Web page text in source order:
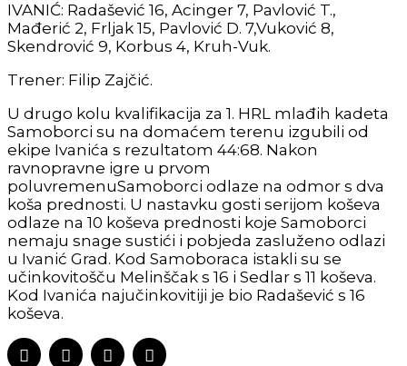
IVANIĆ: Radašević 16, Acinger 7, Pavlović T.,
Mađerić 2, Frljak 15, Pavlović D. 7,Vuković 8,
Skendrović 9, Korbus 4, Kruh-Vuk.
Trener: Filip Zajčić.
U drugo kolu kvalifikacija za 1. HRL mlađih kadeta
Samoborci su na domaćem terenu izgubili od
ekipe Ivanića s rezultatom 44:68. Nakon
ravnopravne igre u prvom
poluvremenuSamoborci odlaze na odmor s dva
koša prednosti. U nastavku gosti serijom koševa
odlaze na 10 koševa prednosti koje Samoborci
nemaju snage sustići i pobjeda zasluženo odlazi
u Ivanić Grad. Kod Samoboraca istakli su se
učinkovitošču Melinščak s 16 i Sedlar s 11 koševa.
Kod Ivanića najučinkovitiji je bio Radašević s 16
koševa.